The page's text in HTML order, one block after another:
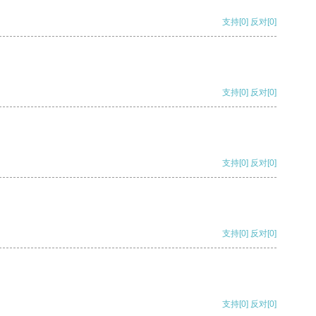
支持[0] 反对[0]
支持[0] 反对[0]
支持[0] 反对[0]
支持[0] 反对[0]
支持[0] 反对[0]